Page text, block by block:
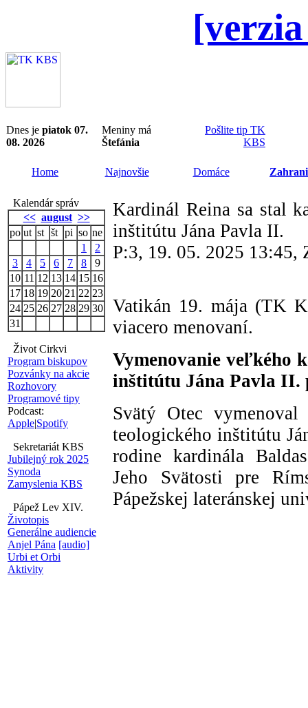
Dnes je piatok 07.
08. 2026
Meniny má
Štefánia
Pošlite tip TK
KBS
Home Najnovšie Domáce
Kalendár správ
<< august >>
po ut st št pi so ne
1
2
3
4 5 6 7 8
9
10 11 12 13 14 15 16
17 18 19 20 21 22 23
24 25 26 27 28 29 30
31
Život Cirkvi
Program biskupov
Pozvánky na akcie
Rozhovory
Programové tipy
Podcast:
Apple|Spotify
Sekretariát KBS
Jubilejný rok 2025
Synoda
Zamyslenia KBS
Pápež Lev XIV.
Životopis
Generálne audiencie
Anjel Pána [audio]
Urbi et Orbi
Aktivity
Kardinál Reina sa stal
inštitútu Jána Pavla II.
P:3, 19. 05. 2025 13:45,
Vatikán 19. mája (TK
viacero menovaní.
Vymenovanie veľkého
inštitútu Jána Pavla II.
Svätý Otec vymenoval
teologického inštitútu
rodine kardinála
Jeho Svätosti pre
Pápežskej lateránskej